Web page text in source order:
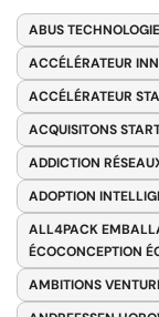
ABUS TECHNOLOGIE
ACCÉLÉRATEUR
ACCÉLÉRATEUR
ACQUISITONS
ADDICTION
ADOPTION
ALL4PACK
ÉCOCONCEPTION
AMBITIONS